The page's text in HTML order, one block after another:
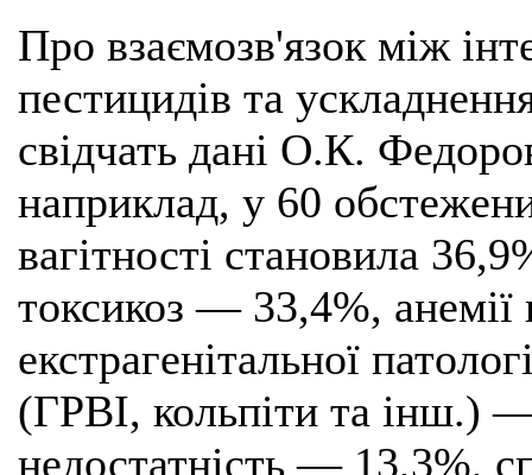
Про взаємозв'язок між
пестицидів та
свідчать дані О.К.
наприклад, у 60
вагітності становила
токсикоз — 33,4%,
екстрагенітальної
(ГРВІ, кольпіти та інш.)
недостатність — 13,3%,